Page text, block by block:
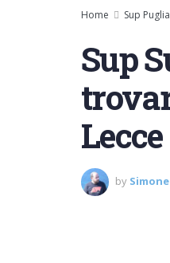
Home Sup Puglia
Sup
Lecce
by